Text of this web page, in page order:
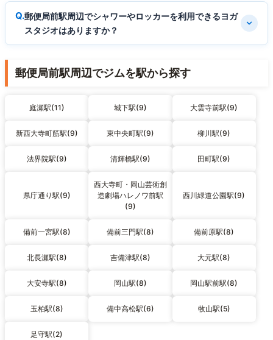
郵便局前駅周辺でシャワーやロッカーを利用できるヨガ
スタジオはありますか？
郵便局前駅周辺でジムを駅から探す
庭瀬駅(11) 城下駅(9) 大雲寺前駅(9)
新西大寺町筋駅(9) 東中央町駅(9) 柳川駅(9)
法界院駅(9) 清輝橋駅(9) 田町駅(9)
県庁通り駅(9)
西大寺町・岡山芸術創
造劇場ハレノワ前駅
(9)
西川緑道公園駅(9)
備前一宮駅(8) 備前三門駅(8) 備前原駅(8)
北長瀬駅(8) 吉備津駅(8) 大元駅(8)
大安寺駅(8) 岡山駅(8) 岡山駅前駅(8)
玉柏駅(8) 備中高松駅(6) 牧山駅(5)
足守駅(2)